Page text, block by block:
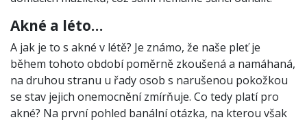
Akné a léto…
A jak je to s akné v létě? Je známo, že naše pleť je
během tohoto období poměrně zkoušená a namáhaná,
na druhou stranu u řady osob s narušenou pokožkou
se stav jejich onemocnění zmírňuje. Co tedy platí pro
akné? Na první pohled banální otázka, na kterou však